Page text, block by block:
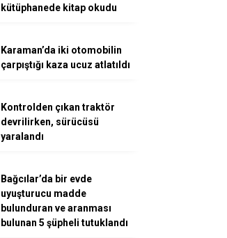
kütüphanede kitap okudu
Karaman’da iki otomobilin
çarpıştığı kaza ucuz atlatıldı
Kontrolden çıkan traktör
devrilirken, sürücüsü
yaralandı
Bağcılar’da bir evde
uyuşturucu madde
bulunduran ve aranması
bulunan 5 şüpheli tutuklandı